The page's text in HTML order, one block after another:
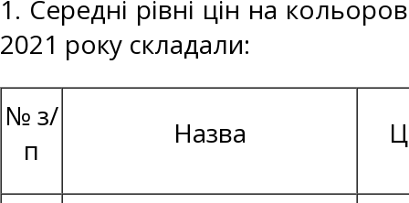
1. Середні рівні цін на
2021 року складали:
№ з/
п
Назва